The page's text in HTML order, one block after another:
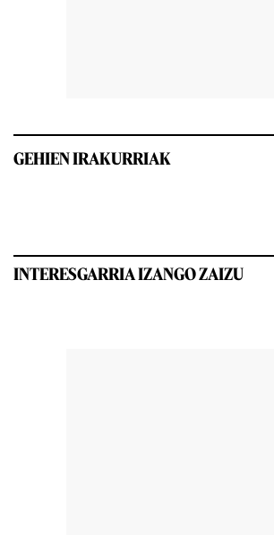
GEHIEN IRAKURRIAK
INTERESGARRIA IZANGO ZAIZU